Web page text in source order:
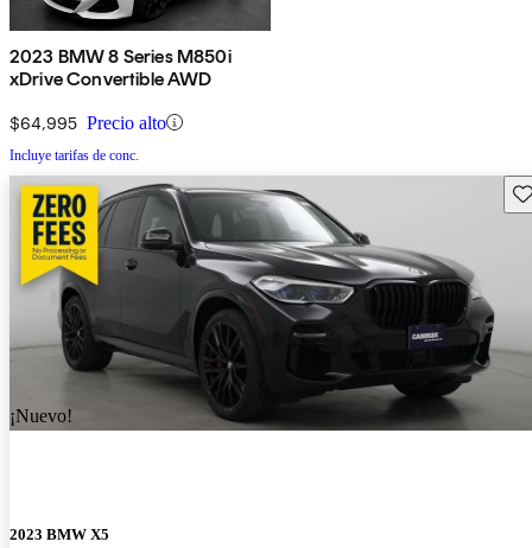
2023 BMW 8 Series M850i
xDrive Convertible AWD
$64,995 Precio alto
Incluye tarifas de conc.
¡Nuevo!
2023 BMW X5